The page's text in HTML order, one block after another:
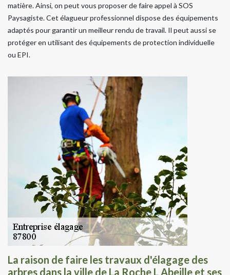
matière. Ainsi, on peut vous proposer de faire appel à SOS
Paysagiste. Cet élagueur professionnel dispose des équipements
adaptés pour garantir un meilleur rendu de travail. Il peut aussi se
protéger en utilisant des équipements de protection individuelle
ou EPI.
La raison de faire les travaux d'élagage des
arbres dans la ville de La Roche L Abeille et ses